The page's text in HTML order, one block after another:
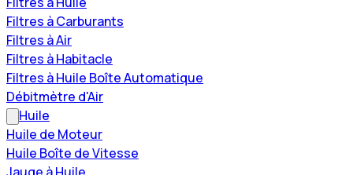
Filtres à Carburants
Filtres à Air
Filtres à Habitacle
Filtres à Huile Boîte Automatique
Débitmètre d'Air
Huile
Huile de Moteur
Huile Boîte de Vitesse